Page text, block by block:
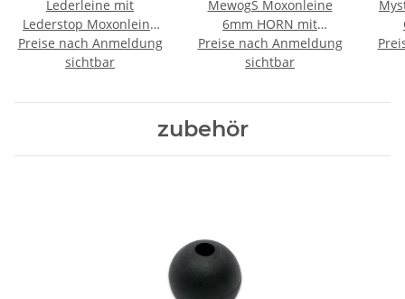
Lederleine mit
Lederstop Moxonleine
Ledermoxon 6mm ca.
120cm
Preise nach Anmeldung
sichtbar
MewogS Moxonleine
6mm HORN mit
Zugbegrenzung
Preise nach Anmeldung
sichtbar
zubehör